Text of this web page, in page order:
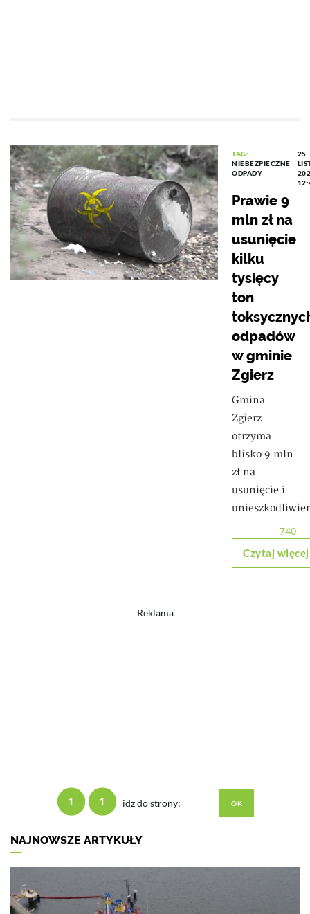
TAG:
NIEBEZPIECZNE
ODPADY
25
Prawie 9
mln zł na
usunięcie
kilku
tysięcy
ton
odpadów
w gminie
Zgierz
Gmina
Zgierz
otrzyma
blisko 9 mln
zł na
usunięcie i
740
Czytaj więcej
Reklama
1 1 idz do strony:
NAJNOWSZE ARTYKUŁY